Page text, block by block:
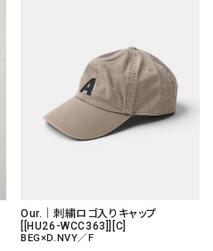
Our.｜刺繍ロゴ入りキャップ
[[HU26-WCC363]][C]
BEG×D.NVY／F